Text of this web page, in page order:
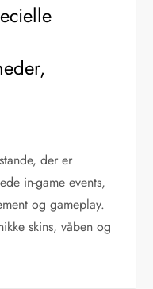
der er
in-game events,
og gameplay.
skins, våben og